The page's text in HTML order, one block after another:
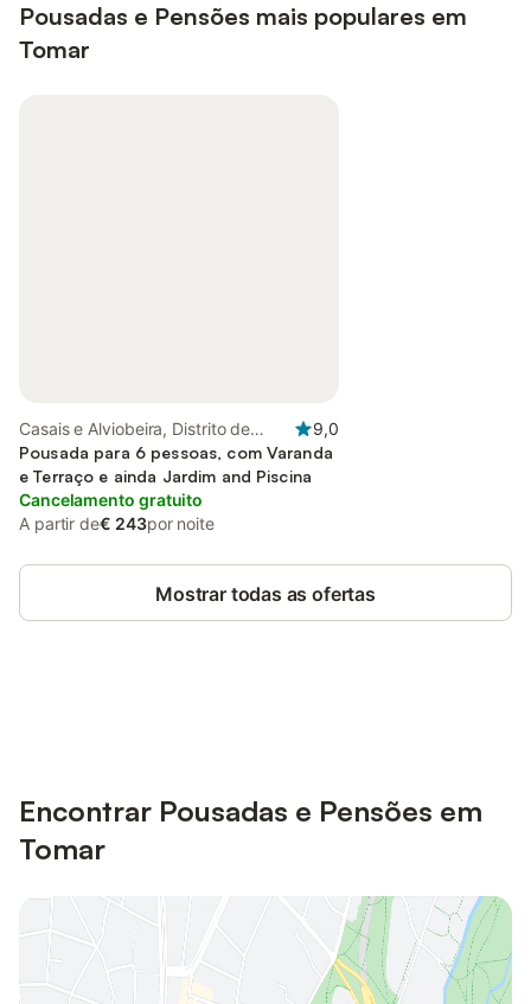
Pousadas e Pensões mais populares em
Tomar
Casais e Alviobeira, Distrito de
Santarém
9,0
Pousada para 6 pessoas, com Varanda
e Terraço e ainda Jardim and Piscina
Cancelamento gratuito
A partir de€ 243por noite
Mostrar todas as ofertas
Encontrar Pousadas e Pensões em
Tomar